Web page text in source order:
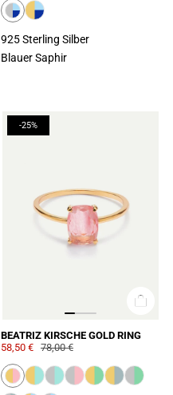
925 Sterling Silber
Blauer Saphir
-25%
BEATRIZ KIRSCHE GOLD RING
58,50 € 78,00 €